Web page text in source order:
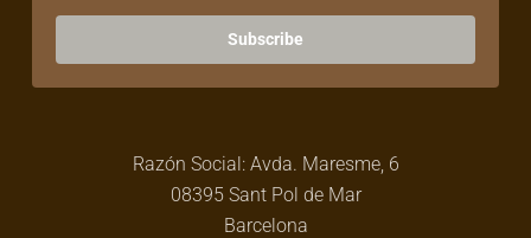
Subscribe
Razón Social: Avda. Maresme, 6
08395 Sant Pol de Mar
Barcelona